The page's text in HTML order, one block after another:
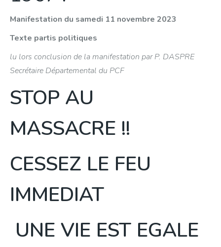
Manifestation du samedi 11 novembre 2023
Texte partis politiques
lu lors conclusion de la manifestation par P. DASPRE
Secrétaire Départemental du PCF
STOP AU
MASSACRE !!
CESSEZ LE FEU
IMMEDIAT
UNE VIE EST EGALE